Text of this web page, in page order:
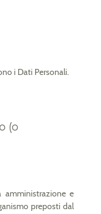
i Dati Personali.
(o
amministrazione e
preposti dal